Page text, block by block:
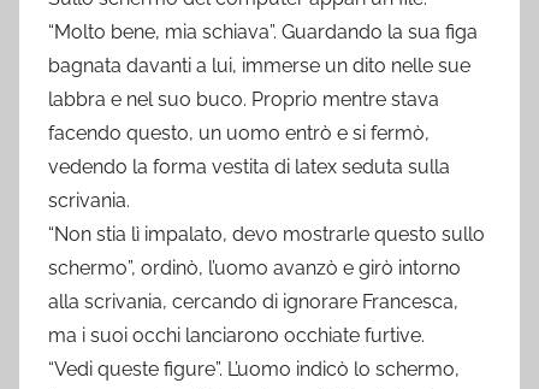
“Molto bene, mia schiava”. Guardando la sua figa
bagnata davanti a lui, immerse un dito nelle sue
labbra e nel suo buco. Proprio mentre stava
facendo questo, un uomo entrò e si fermò,
vedendo la forma vestita di latex seduta sulla
scrivania.
“Non stia lì impalato, devo mostrarle questo sullo
schermo”, ordinò, l’uomo avanzò e girò intorno
alla scrivania, cercando di ignorare Francesca,
ma i suoi occhi lanciarono occhiate furtive.
“Vedi queste figure”. L’uomo indicò lo schermo,